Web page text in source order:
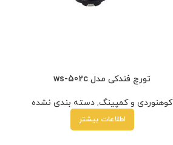
تورچ فندکی مدل ws-502c
کوهنوردی و کمپینگ, دسته بندی نشده
اطلاعات بیشتر